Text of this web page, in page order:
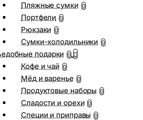
Пляжные сумки 0
Портфели 0
Рюкзаки 0
Сумки-холодильники 0
подарки 0
Кофе и чай 0
Мёд и варенье 0
Продуктовые наборы 0
Сладости и орехи 0
Специи и приправы 0